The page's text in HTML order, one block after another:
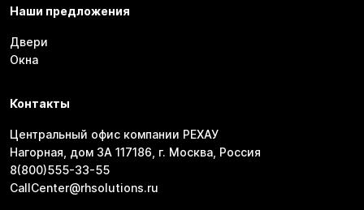
Наши предложения
Двери
Окна
Контакты
Центральный офис компании РЕХАУ
Нагорная, дом 3А 117186, г. Москва, Россия
8(800)555-33-55
CallCenter@rhsolutions.ru